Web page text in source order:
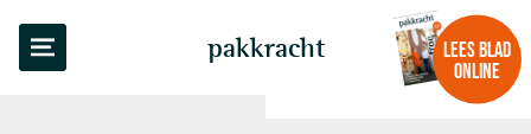
pakkracht
LEES BLAD
ONLINE
TERUG NAAR OVERZICHT